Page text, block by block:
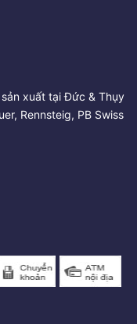
xuất tại Đức & Thụy
Rennsteig, PB Swiss